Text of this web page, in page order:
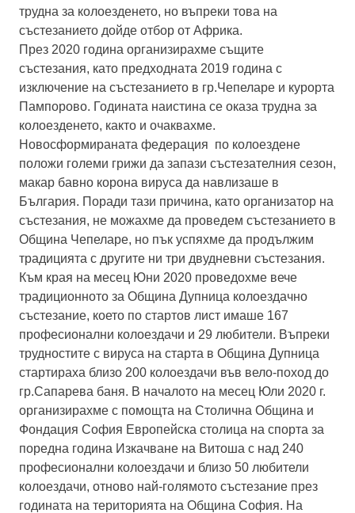
трудна за колоезденето, но въпреки това на
състезанието дойде отбор от Африка.
През 2020 година организирахме същите
състезания, като предходната 2019 година с
изключение на състезанието в гр.Чепеларе и курорта
Пампорово. Годината наистина се оказа трудна за
колоезденето, както и очаквахме.
Новосформираната федерация по колоездене
положи големи грижи да запази състезателния сезон,
макар бавно корона вируса да навлизаше в
България. Поради тази причина, като организатор на
състезания, не можахме да проведем състезанието в
Община Чепеларе, но пък успяхме да продължим
традицията с другите ни три двудневни състезания.
Към края на месец Юни 2020 проведохме вече
традиционното за Община Дупница колоездачно
състезание, което по стартов лист имаше 167
професионални колоездачи и 29 любители. Въпреки
трудностите с вируса на старта в Община Дупница
стартираха близо 200 колоездачи във вело-поход до
гр.Сапарева баня. В началото на месец Юли 2020 г.
организирахме с помощта на Столична Община и
Фондация София Европейска столица на спорта за
поредна година Изкачване на Витоша с над 240
професионални колоездачи и близо 50 любители
колоездачи, отново най-голямото състезание през
годината на територията на Община София. На